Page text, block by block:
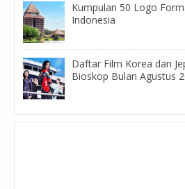
Kumpulan 50 Logo
Indonesia
Daftar Film Korea dan
Bioskop Bulan Agustus